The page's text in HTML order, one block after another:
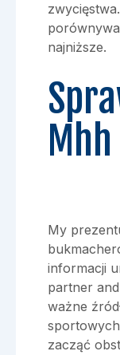
najniższe.
My
informacji
partner
ważne
zacząć